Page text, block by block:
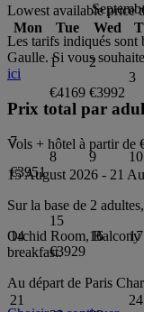
Mon
Tue Wed
1
€4169
2
€3992
3
7
€3951
8 9 10
14
15
€3929
16 17
21
24
Lowest available price
Les tarifs indiqués sont
Gaulle. Si vous
ici
Prix total par
Vols + hôtel à partir de
15 August 2026 - 21
Sur la base de 2 adultes,
Orchid Room, Balcony
breakfast.
Au départ de Paris